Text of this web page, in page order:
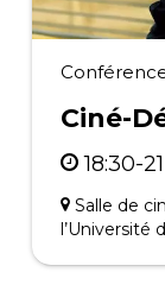
Ciné-
18:30-
Salle de
l’Université